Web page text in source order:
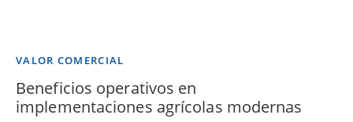
VALOR COMERCIAL
Beneficios operativos en
implementaciones agrícolas modernas